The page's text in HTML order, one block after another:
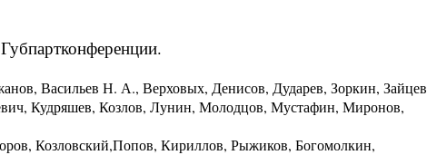
Васильев Н. А., Верховых, Денисов, Дударев, Зоркин, Зайцев
Кудряшев, Козлов, Лунин, Молодцов, Мустафин, Миронов,
Козловский,Попов, Кириллов, Рыжиков, Богомолкин,